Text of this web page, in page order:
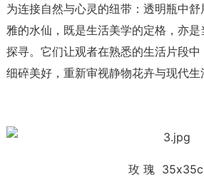
为连接自然与心灵的纽带：透明瓶中
雅的水仙，既是生活美学的定格，亦
探寻。它们让观者在熟悉的生活片段
细碎美好，重新审视静物花卉与现代生
玫 瑰